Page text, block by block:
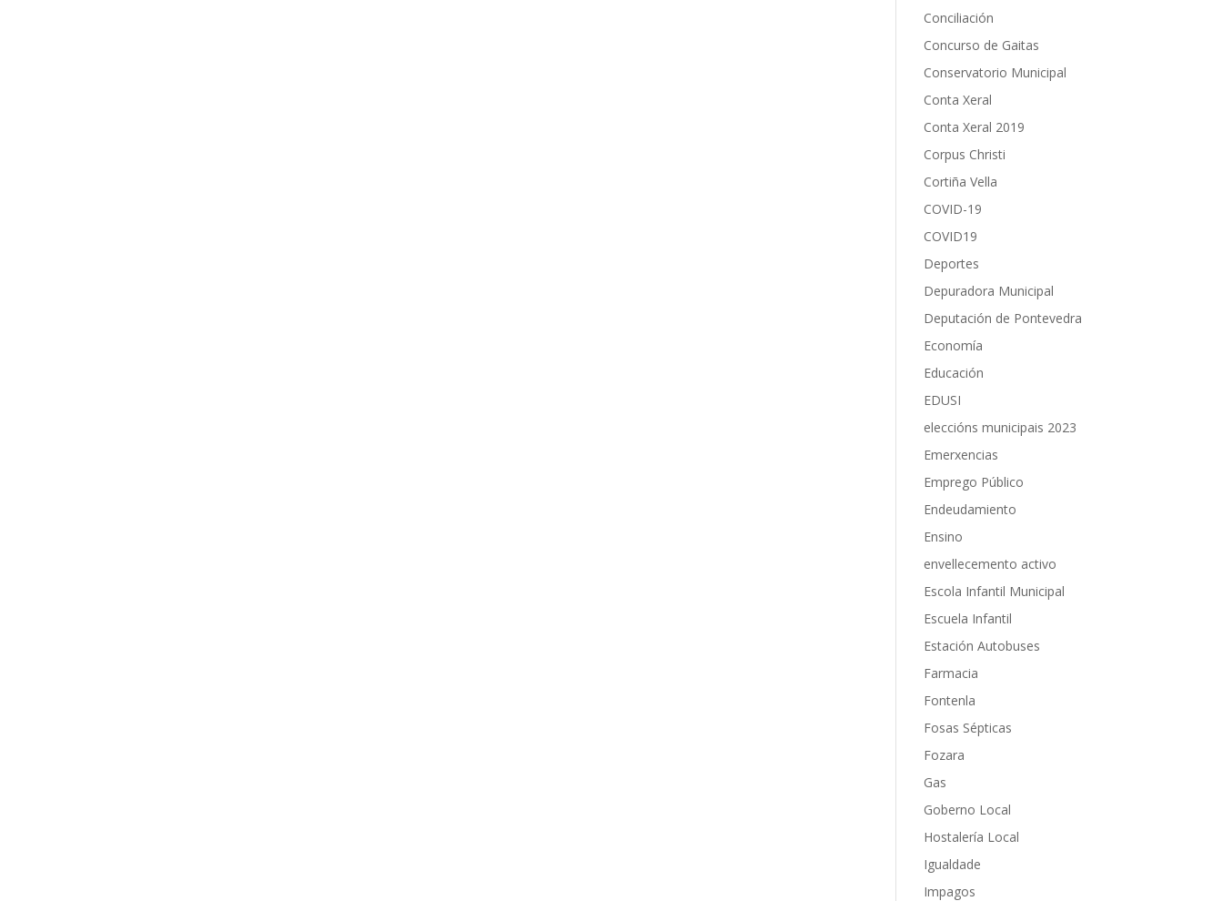
Conciliación
Concurso de Gaitas
Conservatorio Municipal
Conta Xeral
Conta Xeral 2019
Corpus Christi
Cortiña Vella
COVID-19
COVID19
Deportes
Depuradora Municipal
Deputación de Pontevedra
Economía
Educación
EDUSI
eleccións municipais 2023
Emerxencias
Emprego Público
Endeudamiento
Ensino
envellecemento activo
Escola Infantil Municipal
Escuela Infantil
Estación Autobuses
Farmacia
Fontenla
Fosas Sépticas
Fozara
Gas
Goberno Local
Hostalería Local
Igualdade
Impagos